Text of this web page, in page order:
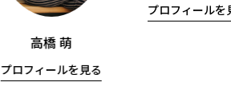
高橋 萌
プロフィールを見る
プロフィールを